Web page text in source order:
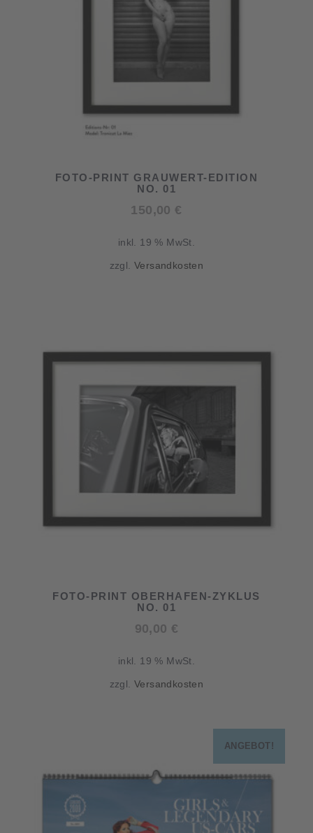
FOTO-PRINT GRAUWERT-EDITION
NO. 01
150,00 €
inkl. 19 % MwSt.
zzgl.Versandkosten
FOTO-PRINT OBERHAFEN-ZYKLUS
NO. 01
90,00 €
inkl. 19 % MwSt.
zzgl.Versandkosten
ANGEBOT!